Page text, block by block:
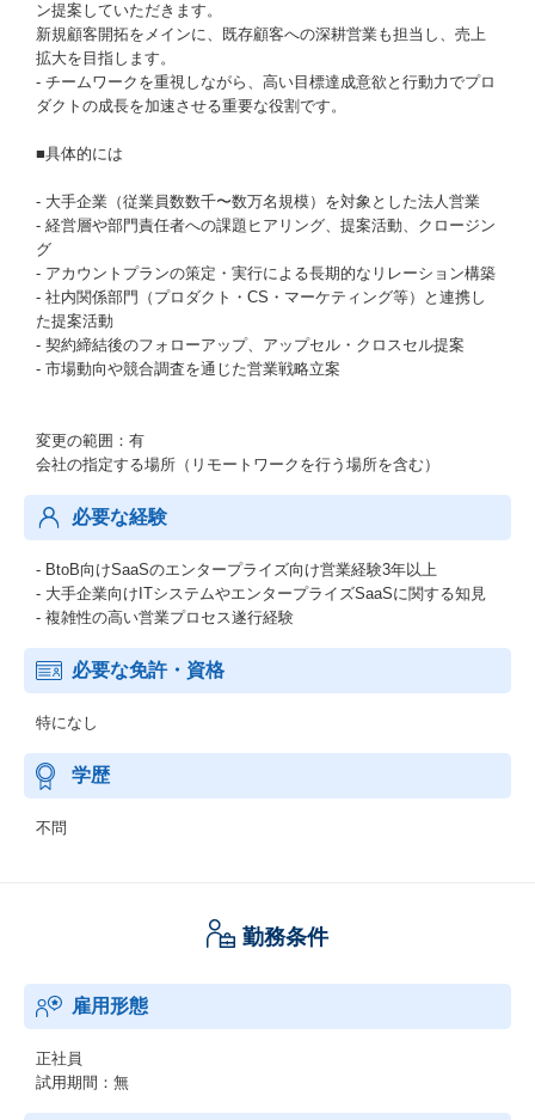
ン提案していただきます。
新規顧客開拓をメインに、既存顧客への深耕営業も担当し、売上
拡大を目指します。
- チームワークを重視しながら、高い目標達成意欲と行動力でプロ
ダクトの成長を加速させる重要な役割です。
■具体的には
- 大手企業（従業員数数千〜数万名規模）を対象とした法人営業
- 経営層や部門責任者への課題ヒアリング、提案活動、クロージン
グ
- アカウントプランの策定・実行による長期的なリレーション構築
- 社内関係部門（プロダクト・CS・マーケティング等）と連携し
た提案活動
- 契約締結後のフォローアップ、アップセル・クロスセル提案
- 市場動向や競合調査を通じた営業戦略立案
変更の範囲：有
会社の指定する場所（リモートワークを行う場所を含む）
必要な経験
- BtoB向けSaaSのエンタープライズ向け営業経験3年以上
- 大手企業向けITシステムやエンタープライズSaaSに関する知見
- 複雑性の高い営業プロセス遂行経験
必要な免許・資格
特になし
学歴
不問
勤務条件
雇用形態
正社員
試用期間：無